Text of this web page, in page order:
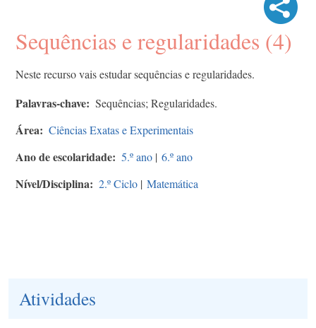
Sequências e regularidades (4)
Neste recurso vais estudar sequências e regularidades.
Palavras-chave Sequências; Regularidades.
Área Ciências Exatas e Experimentais
Ano de escolaridade 5.º ano | 6.º ano
Nível/Disciplina 2.º Ciclo | Matemática
Atividades